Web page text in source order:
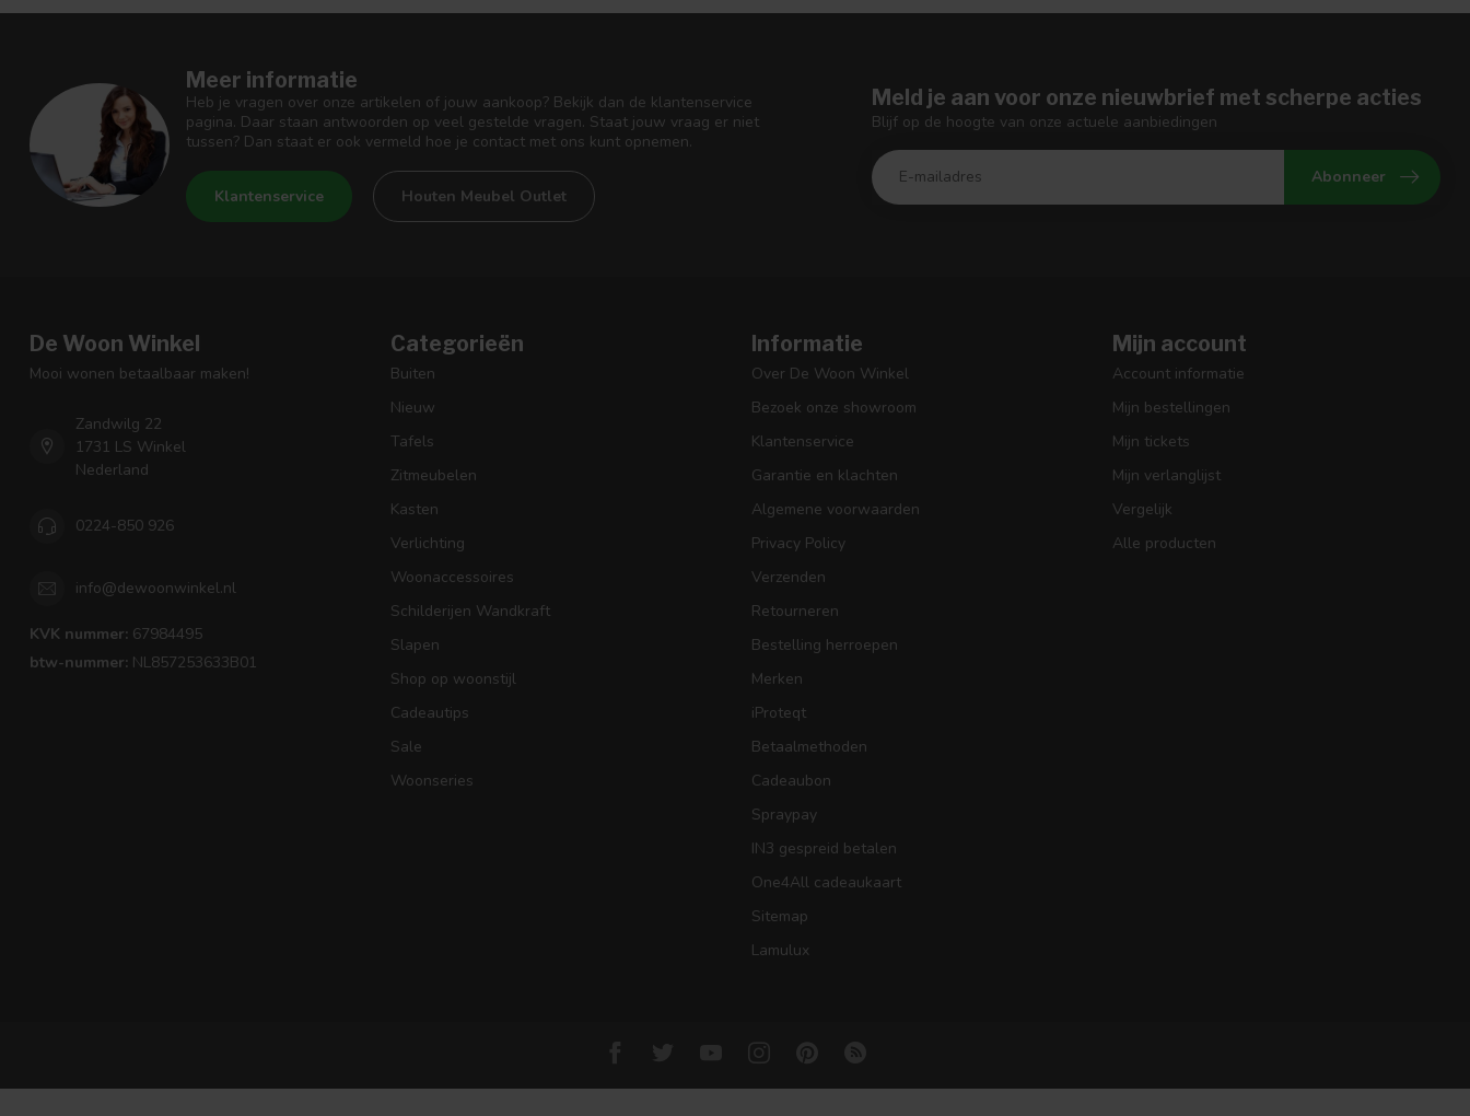
Meer informatie
Heb je vragen over onze artikelen of jouw aankoop? Bekijk dan de klantenservice
pagina. Daar staan antwoorden op veel gestelde vragen. Staat jouw vraag er niet
tussen? Dan staat er ook vermeld hoe je contact met ons kunt opnemen.
Klantenservice Houten Meubel Outlet
Meld je aan voor onze nieuwbrief met scherpe acties
Blijf op de hoogte van onze actuele aanbiedingen
Abonneer
De Woon Winkel
Mooi wonen betaalbaar maken!
Zandwilg 22
1731 LS Winkel
Nederland
0224-850 926
info@dewoonwinkel.nl
KVK nummer: 67984495
btw-nummer: NL857253633B01
Categorieën
Buiten
Nieuw
Tafels
Zitmeubelen
Kasten
Verlichting
Woonaccessoires
Schilderijen Wandkraft
Slapen
Shop op woonstijl
Cadeautips
Sale
Woonseries
Informatie
Over De Woon Winkel
Bezoek onze showroom
Klantenservice
Garantie en klachten
Algemene voorwaarden
Privacy Policy
Verzenden
Retourneren
Bestelling herroepen
Merken
iProteqt
Betaalmethoden
Cadeaubon
Spraypay
IN3 gespreid betalen
One4All cadeaukaart
Sitemap
Lamulux
Mijn account
Account informatie
Mijn bestellingen
Mijn tickets
Mijn verlanglijst
Vergelijk
Alle producten